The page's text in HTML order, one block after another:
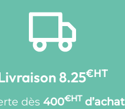
8.25€HT
dès 400€HT d’achat